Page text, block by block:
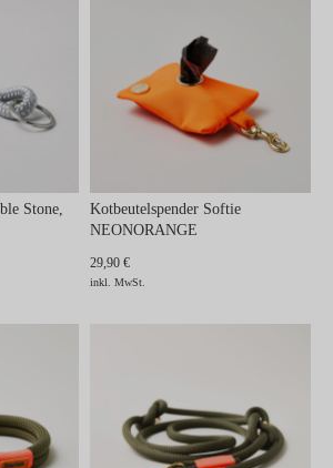
Stone,
Kotbeutelspender Softie
NEONORANGE
29,90 €
inkl. MwSt.